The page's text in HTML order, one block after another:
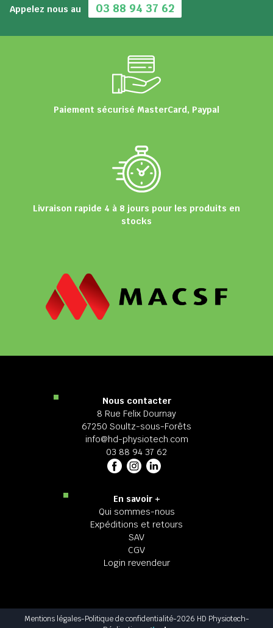
Appelez nous au 03 88 94 37 62
Paiement sécurisé MasterCard, Paypal
Livraison rapide 4 à 8 jours pour les produits en
stocks
Nous contacter
8 Rue Felix Dournay
67250 Soultz-sous-Forêts
info@hd-physiotech.com
03 88 94 37 62
En savoir +
Qui sommes-nous
Expéditions et retours
SAV
CGV
Login revendeur
Mentions légales-Politique de confidentialité-2026 HD Physiotech-